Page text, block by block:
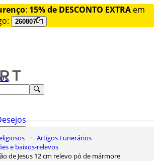
: 15% de DESCONTO EXTRA em
260807
Artigos Funerários
e baixos-relevos
de Jesus 12 cm relevo pó de mármore